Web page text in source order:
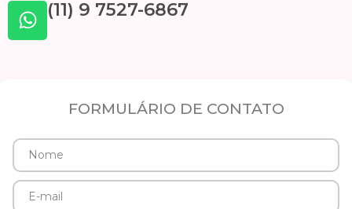
(11) 9 7527-6867
FORMULÁRIO DE CONTATO
Nome